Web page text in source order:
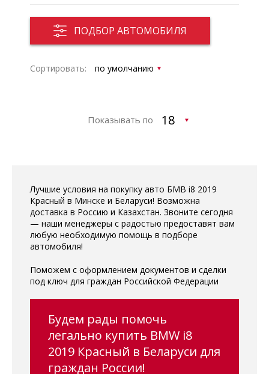
ПОДБОР АВТОМОБИЛЯ
Сортировать:
Показывать по
Лучшие условия на покупку авто БМВ i8 2019
Красный в Минске и Беларуси! Возможна
доставка в Россию и Казахстан. Звоните сегодня
— наши менеджеры с радостью предоставят вам
любую необходимую помощь в подборе
автомобиля!
Поможем с оформлением документов и сделки
под ключ для граждан Российской Федерации
Будем рады помочь
легально купить BMW i8
2019 Красный в Беларуси для
граждан России!